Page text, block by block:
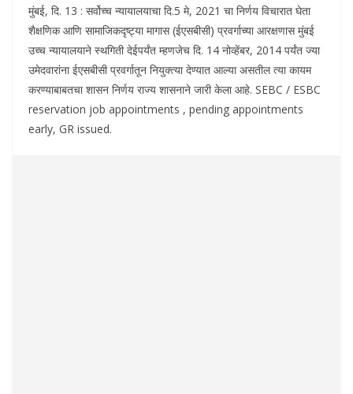
मुंबई, दि. 13 : सर्वोच्च न्यायालयाचा दि.5 मे, 2021 चा निर्णय विचारात घेता
शैक्षणिक आणि सामाजिकदृष्ट्या मागास (ईएसबीसी) प्रवर्गाच्या आरक्षणास मुंबई
उच्च न्यायालयाने स्थगिती देईपर्यंत म्हणजेच दि. 14 नोव्हेंबर, 2014 पर्यंत ज्या
उमेदवारांना ईएसबीसी प्रवर्गातून नियुक्त्या देण्यात आल्या असतील त्या कायम
करण्याबाबतचा शासन निर्णय राज्य शासनाने जारी केला आहे. SEBC / ESBC
reservation job appointments , pending appointments
early, GR issued.